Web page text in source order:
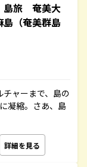
旅 奄美大
（奄美群島
ャーまで、島の
凝縮。さあ、島
詳細を見る